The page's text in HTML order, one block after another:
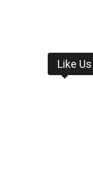
Like Us